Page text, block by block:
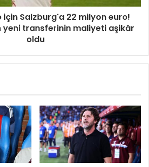
için Salzburg'a 22 milyon euro!
yeni transferinin maliyeti aşikâr
oldu